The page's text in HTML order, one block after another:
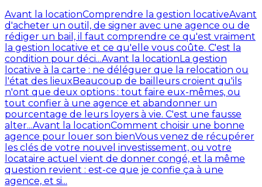
Avant la locationComprendre la gestion locativeAvant
d'acheter un outil, de signer avec une agence ou de
rédiger un bail, il faut comprendre ce qu'est vraiment
la gestion locative et ce qu'elle vous coûte. C'est la
condition pour déci...Avant la locationLa gestion
locative à la carte : ne déléguer que la relocation ou
l'état des lieuxBeaucoup de bailleurs croient qu'ils
n'ont que deux options : tout faire eux-mêmes, ou
tout confier à une agence et abandonner un
pourcentage de leurs loyers à vie. C'est une fausse
alter...Avant la locationComment choisir une bonne
agence pour louer son bienVous venez de récupérer
les clés de votre nouvel investissement, ou votre
locataire actuel vient de donner congé, et la même
question revient : est-ce que je confie ça à une
agence, et si...